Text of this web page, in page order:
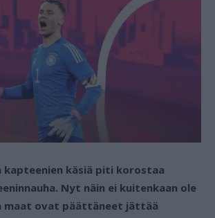
kapteenien käsiä piti korostaa
Nyt näin ei kuitenkaan ole
maat ovat päättäneet jättää